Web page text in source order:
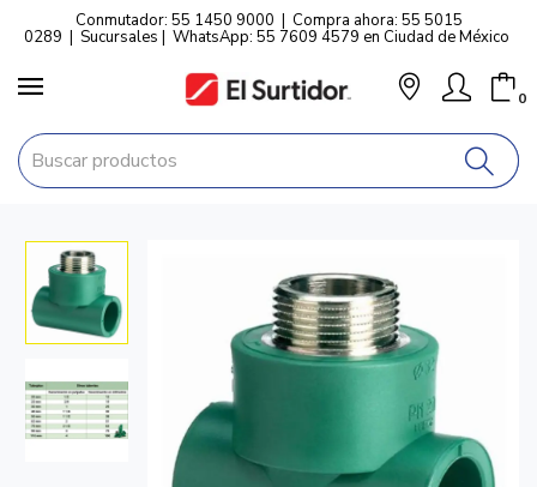
Conmutador: 55 1450 9000 | Compra ahora: 55 5015
0289 | Sucursales | WhatsApp: 55 7609 4579 en Ciudad de México
0